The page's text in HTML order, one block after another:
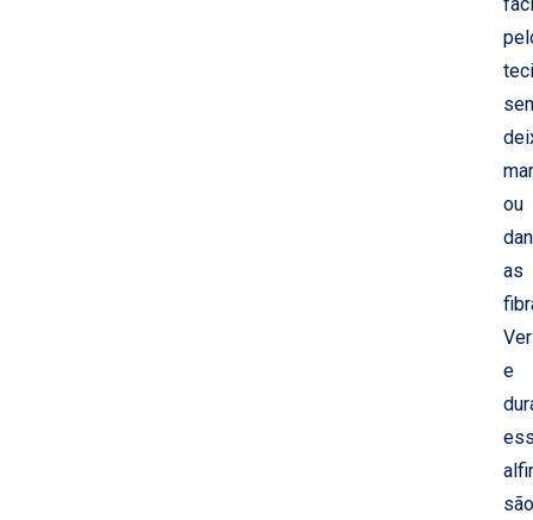
ou
as
e
são